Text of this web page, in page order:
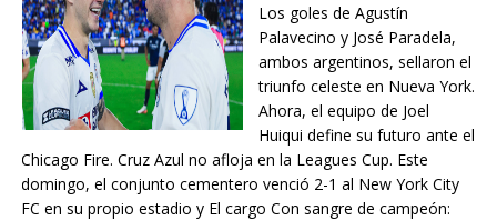
Los goles de Agustín
Palavecino y José Paradela,
ambos argentinos, sellaron el
triunfo celeste en Nueva York.
Ahora, el equipo de Joel
Huiqui define su futuro ante el
Chicago Fire. Cruz Azul no afloja en la Leagues Cup. Este
domingo, el conjunto cementero venció 2-1 al New York City
FC en su propio estadio y El cargo Con sangre de campeón: